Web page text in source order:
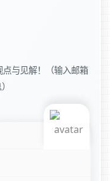
与见解！（输入邮箱